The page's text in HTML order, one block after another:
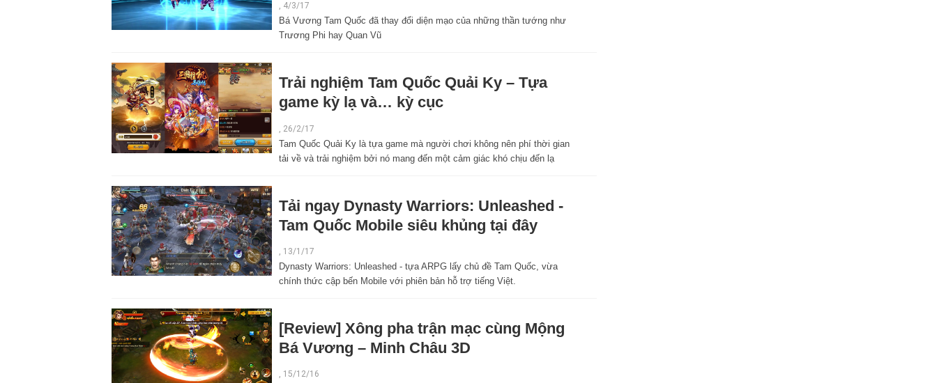
, 4/3/17
Bá Vương Tam Quốc đã thay đổi diện mạo của những thần tướng như
Trương Phi hay Quan Vũ
Trải nghiệm Tam Quốc Quải Ky – Tựa
game kỳ lạ và… kỳ cục
26/2/17
Tam Quốc Quải Ky là tựa game mà người chơi không nên phí thời gian
tải về và trải nghiệm bởi nó mang đến một cảm giác khó chịu đến lạ
Tải ngay Dynasty Warriors: Unleashed -
Tam Quốc Mobile siêu khủng tại đây
13/1/17
Dynasty Warriors: Unleashed - tựa ARPG lấy chủ đề Tam Quốc, vừa
chính thức cập bến Mobile với phiên bản hỗ trợ tiếng Việt.
[Review] Xông pha trận mạc cùng Mộng
Bá Vương – Minh Châu 3D
, 15/12/16